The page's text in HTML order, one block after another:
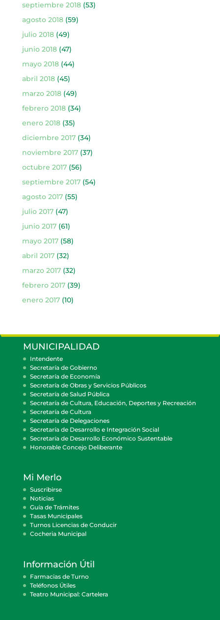
septiembre 2018(53)
agosto 2018(59)
julio 2018(49)
junio 2018(47)
mayo 2018(44)
abril 2018(45)
marzo 2018(49)
febrero 2018(34)
enero 2018(35)
diciembre 2017(34)
noviembre 2017(37)
octubre 2017(56)
septiembre 2017(54)
agosto 2017(55)
julio 2017(47)
junio 2017(61)
mayo 2017(58)
abril 2017(32)
marzo 2017(32)
febrero 2017(39)
enero 2017(10)
MUNICIPALIDAD
Intendente
Secretaría de Gobierno
Secretaría de Economía
Secretaría de Obras y Servicios Públicos
Secretaría de Salud Pública
Secretaría de Cultura, Educación, Deportes y Recreación
Secretaría de Cultura
Secretaría de Delegaciones
Secretaría de Desarrollo e Integración Social
Secretaría de Desarrollo Económico Sustentable
Honorable Concejo Deliberante
Mi Merlo
Suscribirse
Noticias
Guía de Trámites
Tasas Municipales
Turnos Licencias de Conducir
Cocheria Municipal
Información Útil
Farmacias de Turno
Teléfonos Útiles
Teatro Municipal: Cartelera